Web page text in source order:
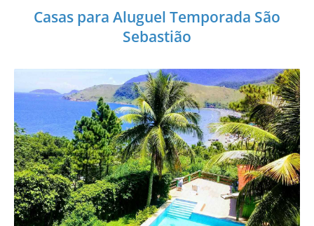
Casas para Aluguel Temporada São
Sebastião